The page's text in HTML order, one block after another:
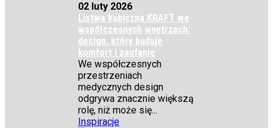
02 luty 2026
Listwa kubiczna KRAFT we
współczesnych wnętrzach:
design, który buduje
komfort i zaufanie
We współczesnych
przestrzeniach
medycznych design
odgrywa znacznie większą
rolę, niż może się...
Inspiracje